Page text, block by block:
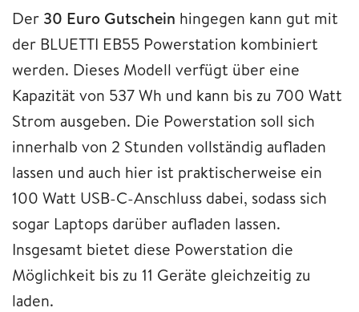
Der 30 Euro Gutschein hingegen kann gut mit
der BLUETTI EB55 Powerstation kombiniert
werden. Dieses Modell verfügt über eine
Kapazität von 537 Wh und kann bis zu 700 Watt
Strom ausgeben. Die Powerstation soll sich
innerhalb von 2 Stunden vollständig aufladen
lassen und auch hier ist praktischerweise ein
100 Watt USB-C-Anschluss dabei, sodass sich
sogar Laptops darüber aufladen lassen.
Insgesamt bietet diese Powerstation die
Möglichkeit bis zu 11 Geräte gleichzeitig zu
laden.